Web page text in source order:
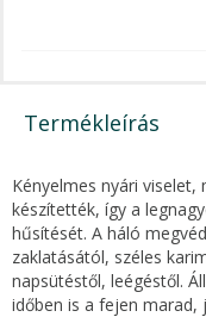
Termékleírás
Kényelmes nyári viselet,
készítették, így a
hűsítését. A háló
zaklatásától, széles
napsütéstől, leégéstől.
időben is a fejen